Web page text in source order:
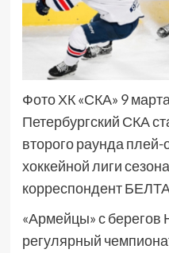
Фото ХК «СКА» 9
Петербургский СКА
второго раунда
хоккейной лиги
корреспондент
«Армейцы» с
регулярный